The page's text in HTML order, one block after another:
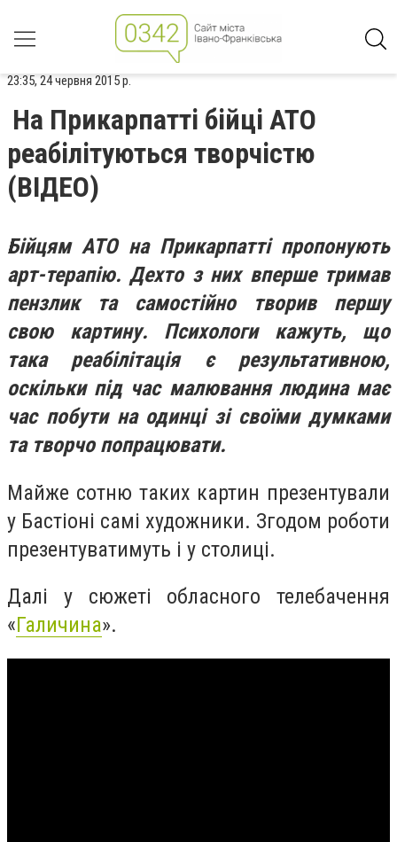
23:35, 24 червня 2015 р.
На Прикарпатті бійці АТО
реабілітуються творчістю
(ВІДЕО)
Бійцям АТО на Прикарпатті пропонують
арт-терапію. Дехто з них вперше тримав
пензлик та самостійно творив першу
свою картину. Психологи кажуть, що
така реабілітація є результативною,
оскільки під час малювання людина має
час побути на одинці зі своїми думками
та творчо попрацювати.
Майже сотню таких картин презентували
у Бастіоні самі художники. Згодом роботи
презентуватимуть і у столиці.
Далі у сюжеті обласного телебачення
«Галичина».